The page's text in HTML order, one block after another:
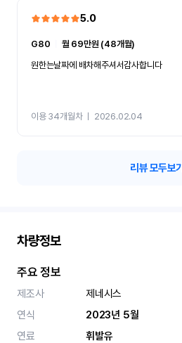
5.0
G80
월 69만원 (48개월)
원한는날짜에 배차해주셔서감사합니다
이용 34개월차ㅣ 2026.02.04
리뷰 모두보기
차량정보
주요 정보
제조사
제네시스
연식
2023년 5월
연료
휘발유